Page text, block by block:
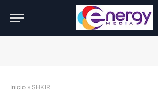
Inicio » SHKIR